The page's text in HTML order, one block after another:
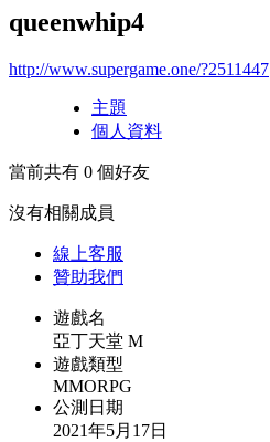
queenwhip4
http://www.supergame.one/?2511447
主題
個人資料
當前共有 0 個好友
沒有相關成員
線上客服
贊助我們
遊戲名
亞丁天堂 M
遊戲類型
MMORPG
公測日期
2021年5月17日